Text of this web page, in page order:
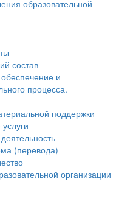
образовательной
состав
и
процесса.
поддержки
(перевода)
организации